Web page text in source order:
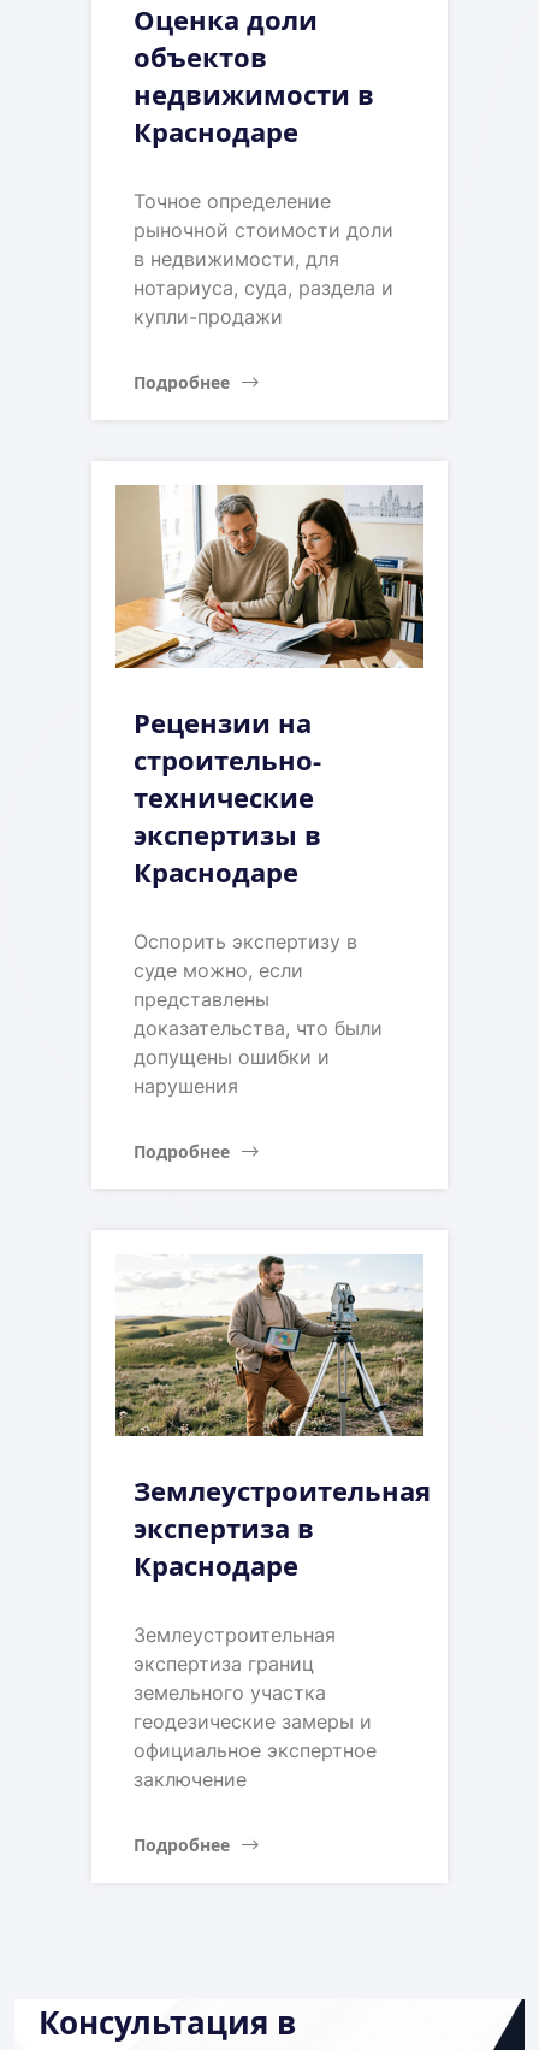
Оценка доли
объектов
недвижимости в
Краснодаре
Точное определение
рыночной стоимости доли
в недвижимости, для
нотариуса, суда, раздела и
купли-продажи
Подробнее
Рецензии на
строительно-
технические
экспертизы в
Краснодаре
Оспорить экспертизу в
суде можно, если
представлены
доказательства, что были
допущены ошибки и
нарушения
Подробнее
Землеустроительная
экспертиза в
Краснодаре
Землеустроительная
экспертиза границ
земельного участка
геодезические замеры и
официальное экспертное
заключение
Подробнее
Консультация в